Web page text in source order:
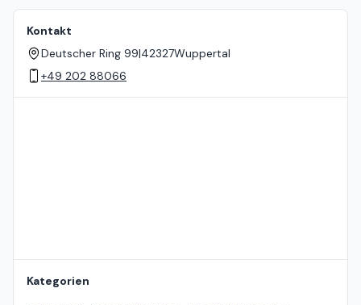
Kontakt
Deutscher Ring 99|42327Wuppertal
+49 202 88066
Kategorien